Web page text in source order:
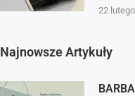
22
Najnowsze Artykuły